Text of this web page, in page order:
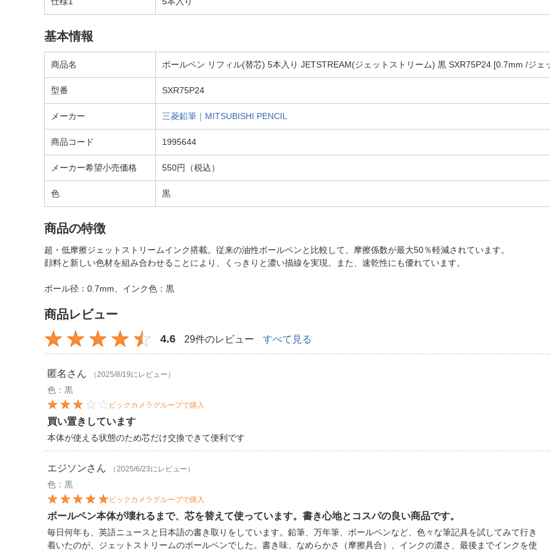
基本情報
商品名 ボールペン リフィル(替芯) 5本入り JETSTREAM(ジェットストリーム) 黒 SXR75P24 [0.7mm /ジェ
型番 SXR75P24
メーカー 三菱鉛筆｜MITSUBISHI PENCIL
商品コード 1995644
メーカー希望小売価格 550円（税込）
色 黒
商品の特徴
超・低摩擦ジェットストリームインク搭載。従来の油性ボールペンと比較して、摩擦係数が最大50％軽減されています。
顔料と新しい色材を組み合わせることにより、くっきりと濃い描線を実現。また、速乾性にも優れています。
ボール径：0.7mm、インク色：黒
商品レビュー
4.6 29件のレビュー すべて見る
匿名 さん （2025/8/19にレビュー）
色：黒
ビックカメラグループで購入
買い置きしています
本体が使える状態のため芯だけ交換できて便利です
エジソンさん （2025/6/23にレビュー）
色：黒
ビックカメラグループで購入
ボールペン本体が壊れるまで、芯を替えて使っています。書き心地とコスパの良い商品です。
毎日何年も、英語ニュースと日本語の書き取りをしています。鉛筆、万年筆、ボールペンなど、色々な筆記具を試してみて行き
着いたのが、ジェットストリームのボールペンでした。書き味、なめらかさ（摩擦具合）、インクの濃さ、最後までインクを使